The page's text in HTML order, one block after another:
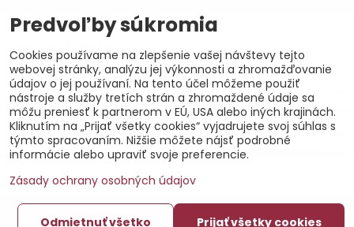
Otázka k produktu
Doručenia
Výrobca:
Likov s.r.o.
Popis
Recenzie 0
©2026
Copyright
Predvoľby súkromia
Cookies používame na zlepšenie vašej návštevy tejto
webovej stránky, analýzu jej výkonnosti a zhromažďovanie
údajov o jej používaní. Na tento účel môžeme použiť
nástroje a služby tretích strán a zhromaždené údaje sa
môžu preniesť k partnerom v EÚ, USA alebo iných krajinách.
Kliknutím na „Prijať všetky cookies“ vyjadrujete svoj súhlas s
týmto spracovaním. Nižšie môžete nájsť podrobné
informácie alebo upraviť svoje preferencie.
Zásady ochrany osobných údajov
Prijať všetky cookies
Odmietnuť všetko